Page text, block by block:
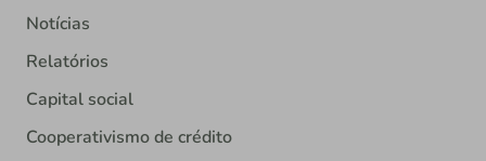
Notícias
Relatórios
Capital social
Cooperativismo de crédito